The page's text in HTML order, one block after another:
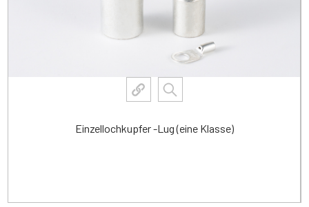
Einzellochkupfer -Lug (eine Klasse)